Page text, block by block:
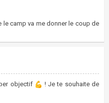
le camp va me donner le coup de
objectif
! Je te souhaite de